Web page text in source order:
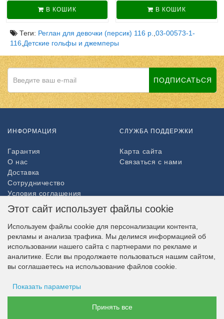
В КОШИК В КОШИК
Теги: Реглан для девочки (персик) 116 р. 03-00573-1-
116 Детские гольфы и джемперы
ПОДПИСАТЬСЯ
ИНФОРМАЦИЯ
Гарантия
О нас
Доставка
Сотрудничество
Условия соглашения
Возврат товара
СЛУЖБА ПОДДЕРЖКИ
Карта сайта
Связаться с нами
Партнёры
НАШ МАГАЗИН В СОЦСЕТЯХ
Этот сайт использует файлы cookie
Используем файлы cookie для персонализации контента,
рекламы и анализа трафика. Мы делимся информацией об
использовании нашего сайта с партнерами по рекламе и
аналитике. Если вы продолжаете пользоваться нашим сайтом,
вы соглашаетесь на использование файлов cookie.
Показать параметры
Принять все